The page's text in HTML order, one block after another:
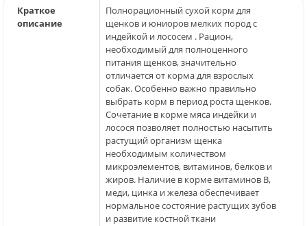
Краткое
описание
Полнорационный сухой корм для
щенков и юниоров мелких пород c
индейкой и лососем . Рацион,
необходимый для полноценного
питания щенков, значительно
отличается от корма для взрослых
собак. Особенно важно правильно
выбрать корм в период роста щенков.
Сочетание в корме мяса индейки и
лосося позволяет полностью насытить
растущий организм щенка
необходимым количеством
микроэлементов, витаминов, белков и
жиров. Наличие в корме витаминов В,
меди, цинка и железа обеспечивает
нормальное состояние растущих зубов
и развитие костной ткани